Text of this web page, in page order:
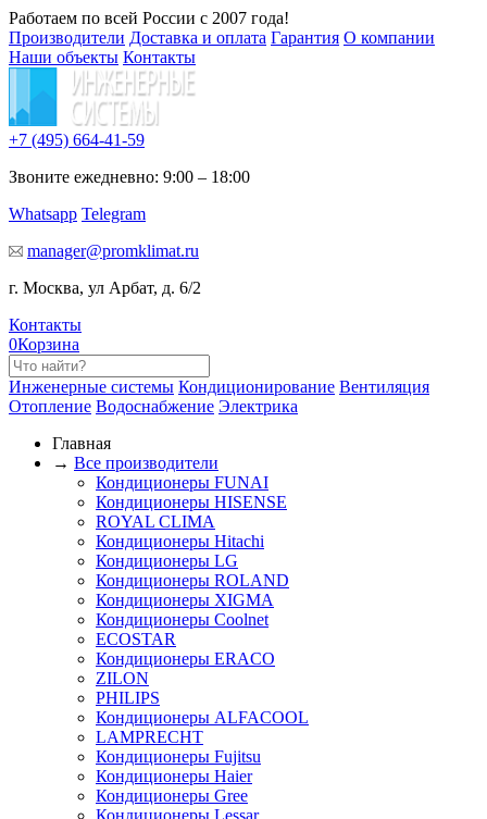
Работаем по всей России с 2007 года!
Производители Доставка и оплата Гарантия О компании
Наши объекты Контакты
+7 (495) 664-41-59
Звоните ежедневно: 9:00 – 18:00
Whatsapp Telegram
manager@promklimat.ru
г. Москва, ул Арбат, д. 6/2
Контакты
0Корзина
Инженерные системы Кондиционирование Вентиляция
Отопление Водоснабжение Электрика
Главная
→ Все производители
Кондиционеры FUNAI
Кондиционеры HISENSE
ROYAL CLIMA
Кондиционеры Hitachi
Кондиционеры LG
Кондиционеры ROLAND
Кондиционеры XIGMA
Кондиционеры Coolnet
ECOSTAR
Кондиционеры ERACO
ZILON
PHILIPS
Кондиционеры ALFACOOL
LAMPRECHT
Кондиционеры Fujitsu
Кондиционеры Haier
Кондиционеры Gree
Кондиционеры Lessar